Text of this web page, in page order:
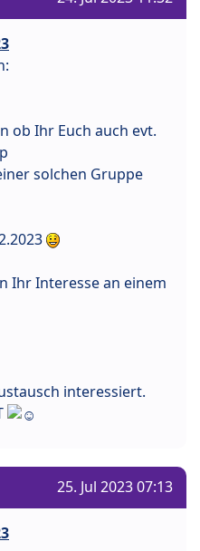
ob Ihr Euch auch evt.
solchen Gruppe
Ihr Interesse an einem
interessiert.
25. Jul 2023 07:13